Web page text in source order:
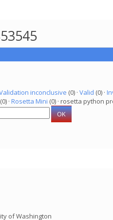
inconclusive (0) · Valid (0) ·
(0) · Rosetta Mini (0) · rosetta python
of Washington